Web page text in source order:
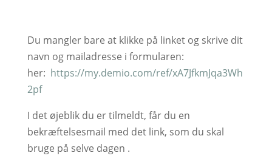
Du mangler bare at klikke på linket og skrive dit
navn og mailadresse i formularen:
her: https://my.demio.com/ref/xA7JfkmJqa3Wh
2pf
I det øjeblik du er tilmeldt, får du en
bekræftelsesmail med det link, som du skal
bruge på selve dagen .